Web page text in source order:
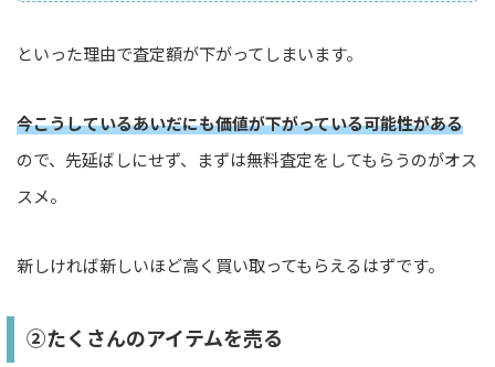
といった理由で査定額が下がってしまいます。
今こうしているあいだにも価値が下がっている可能性がある
ので、先延ばしにせず、まずは無料査定をしてもらうのがオス
スメ。
新しければ新しいほど高く買い取ってもらえるはずです。
②たくさんのアイテムを売る